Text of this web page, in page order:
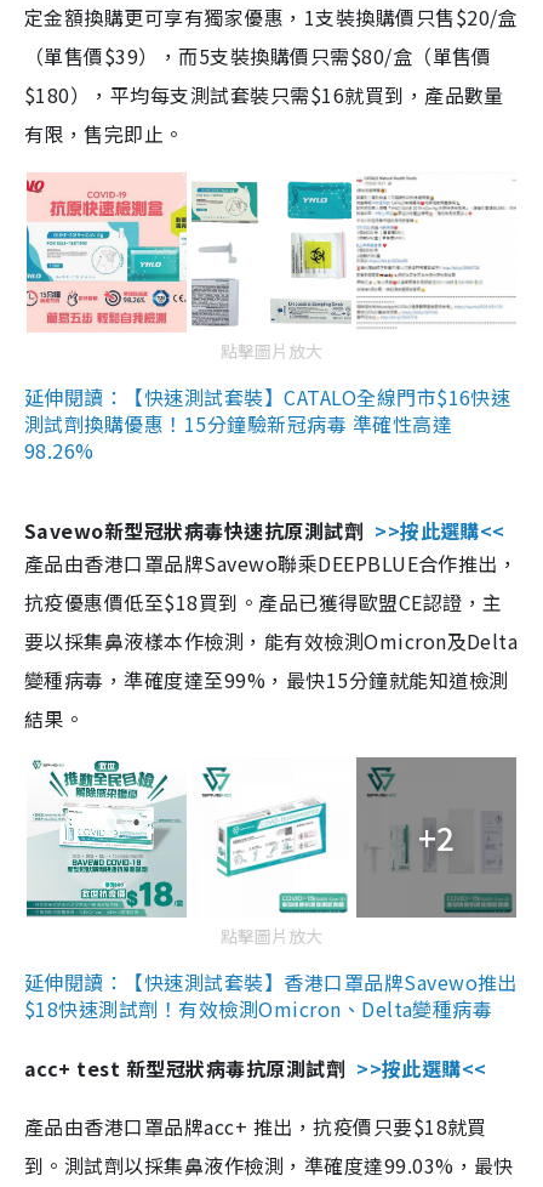
定金額換購更可享有獨家優惠，1支裝換購價只售$20/盒
（單售價$39），而5支裝換購價只需$80/盒（單售價
$180），平均每支測試套裝只需$16就買到，產品數量
有限，售完即止。
點擊圖片放大
延伸閱讀：【快速測試套裝】CATALO全線門市$16快速
測試劑換購優惠！15分鐘驗新冠病毒 準確性高達
98.26%
Savewo新型冠狀病毒快速抗原測試劑 >>按此選購<<
產品由香港口罩品牌Savewo聯乘DEEPBLUE合作推出，
抗疫優惠價低至$18買到。產品已獲得歐盟CE認證，主
要以採集鼻液樣本作檢測，能有效檢測Omicron及Delta
變種病毒，準確度達至99%，最快15分鐘就能知道檢測
結果。
+2
點擊圖片放大
延伸閱讀：【快速測試套裝】香港口罩品牌Savewo推出
$18快速測試劑！有效檢測Omicron、Delta變種病毒
acc+ test 新型冠狀病毒抗原測試劑 >>按此選購<<
產品由香港口罩品牌acc+ 推出，抗疫價只要$18就買
到。測試劑以採集鼻液作檢測，準確度達99.03%，最快